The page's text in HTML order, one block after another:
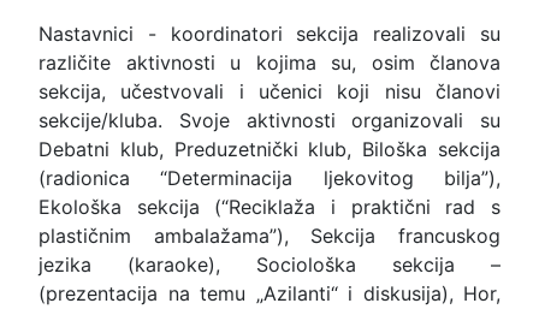
Nastavnici - koordinatori sekcija realizovali su
različite aktivnosti u kojima su, osim članova
sekcija, učestvovali i učenici koji nisu članovi
sekcije/kluba. Svoje aktivnosti organizovali su
Debatni klub, Preduzetnički klub, Biloška sekcija
(radionica “Determinacija ljekovitog bilja”),
Ekološka sekcija (“Reciklaža i praktični rad s
plastičnim ambalažama”), Sekcija francuskog
jezika (karaoke), Sociološka sekcija –
(prezentacija na temu „Azilanti“ i diskusija), Hor,